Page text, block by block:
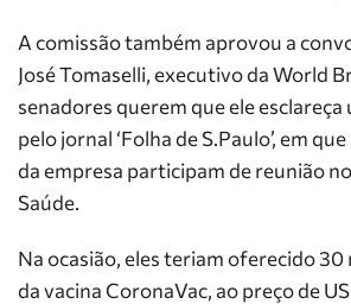
A comissão também aprovou a
José Tomaselli, executivo da World
senadores querem que ele
pelo jornal ‘Folha de S.Paulo’, em
da empresa participam de reunião
Saúde.
Na ocasião, eles teriam oferecido 30
da vacina CoronaVac, ao preço de